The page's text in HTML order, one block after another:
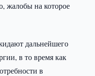
жалобы на которое
дальнейшего
в то время как
в